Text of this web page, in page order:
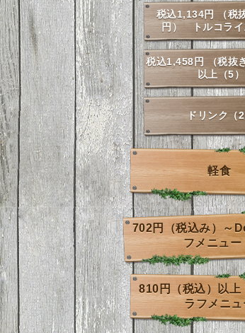
税込1,134円 （税
円） トルコライ
税込1,458円 （税抜
以上（5）
ドリンク（2
軽食
702円（税込み）～
フメニュー
810円（税込）以
ラフメニュ